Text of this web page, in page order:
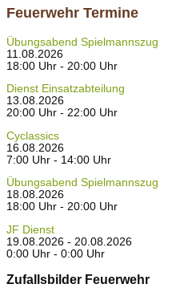
Feuerwehr Termine
Übungsabend Spielmannszug
11.08.2026
18:00 Uhr - 20:00 Uhr
Dienst Einsatzabteilung
13.08.2026
20:00 Uhr - 22:00 Uhr
Cyclassics
16.08.2026
7:00 Uhr - 14:00 Uhr
Übungsabend Spielmannszug
18.08.2026
18:00 Uhr - 20:00 Uhr
JF Dienst
19.08.2026 - 20.08.2026
0:00 Uhr - 0:00 Uhr
Zufallsbilder Feuerwehr